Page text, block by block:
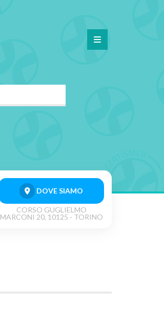
DOVE SIAMO
CORSO GUGLIELMO
MARCONI 20, 10125 - TORINO